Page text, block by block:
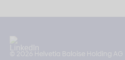
© 2026 Helvetia Baloise Holding AG